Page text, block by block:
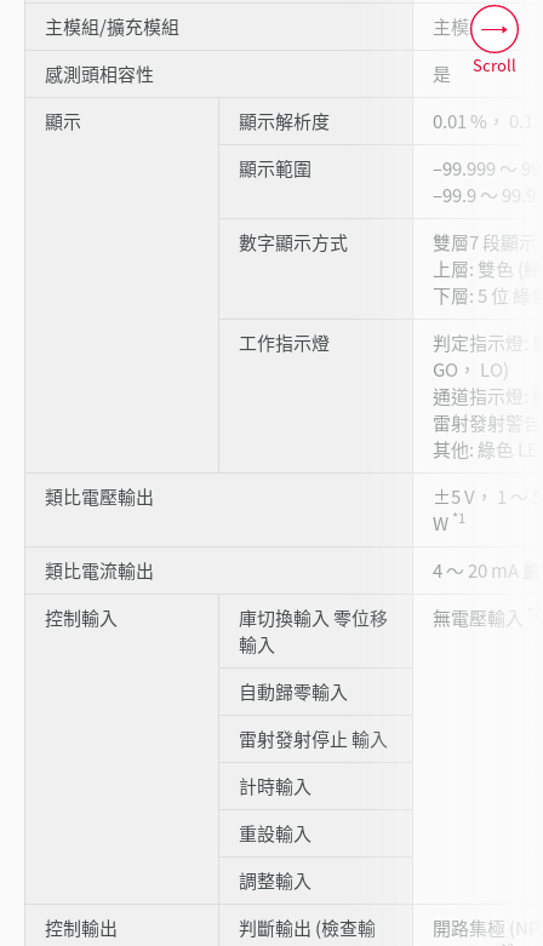
主模組/擴充模組
主模組
感測頭相容性
是
顯示
顯示解析度
0.01 %， 0.1
顯示範圍
–99.999 ～
–99.9 ～ 99.9
數字顯示方式
雙層7 段顯示
上層: 雙色 (
下層: 5 位 綠
工作指示燈
判定指示燈:
GO， LO)
通道指示燈:
雷射發射警
其他: 綠色
類比電壓輸出
±5 V， 1 ～
W *1
類比電流輸出
4 ～ 20 mA
控制輸入
庫切換輸入 零位移
輸入
無電壓輸入
自動歸零輸入
雷射發射停止 輸入
計時輸入
重設輸入
調整輸入
控制輸出
判斷輸出 (檢查輸
開路集極
Scroll